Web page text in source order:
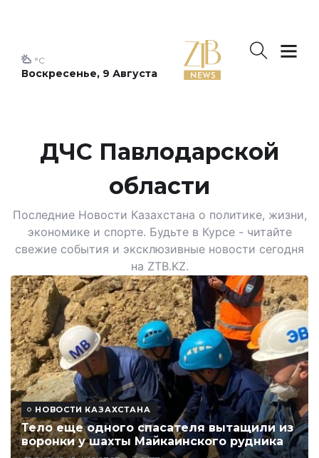
Воскресенье, 9 Августа
°C
ДЧС Павлодарской
области
Последние Новости Казахстана о политике, жизни,
экономике и спорте. Будьте в Курсе - читайте
свежие события и эксклюзивные новости сегодня
на ZTB.KZ.
НОВОСТИ КАЗАХСТАНА
Тело еще одного спасателя вытащили из
воронки у шахты Майкаинского рудника